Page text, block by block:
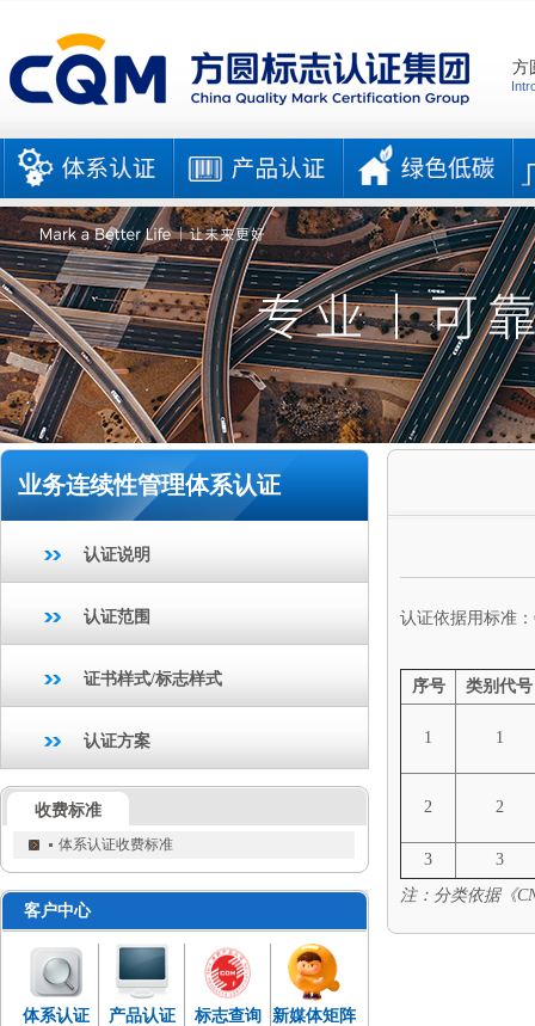
方
业务连续性管理体系认证
认证说明
认证范围
证书样式/标志样式
认证方案
收费标准
体系认证收费标准
客户中心
体系认证
产品认证
标志查询 新媒体矩阵
认证依据用标准：
序号 类别代号
1 1
2 2
3
3
注：分类依据《